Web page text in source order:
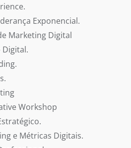
Exponencial.
Marketing Digital
Workshop
e Métricas Digitais.